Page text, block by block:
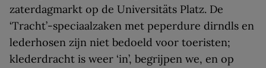
zaterdagmarkt op de Universitäts Platz. De
‘Tracht’-speciaalzaken met peperdure dirndls en
lederhosen zijn niet bedoeld voor toeristen;
klederdracht is weer ‘in’, begrijpen we, en op